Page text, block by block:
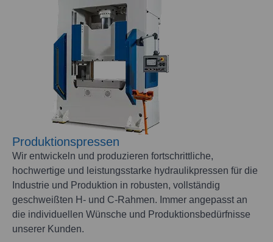
Produktionspressen
Wir entwickeln und produzieren fortschrittliche,
hochwertige und leistungsstarke hydraulikpressen für die
Industrie und Produktion in robusten, vollständig
geschweißten H- und C-Rahmen. Immer angepasst an
die individuellen Wünsche und Produktionsbedürfnisse
unserer Kunden.